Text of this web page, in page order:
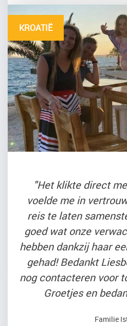
KROATIË
"Het klikte direct
voelde me in
reis te laten
goed wat onze
hebben dankzij haar
gehad! Bedankt
nog contacteren voor
Groetjes en
Familie